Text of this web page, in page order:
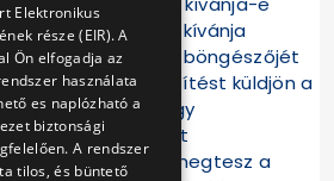
Amennyiben nem kívánja
akkor böngészőjét
hogy az értesítést küldjön a
kérelméről, vagy
azok használatát
tőle elvárhatót megtesz a
Elektronikus
része (EIR). A
Ön elfogadja az
használata
es naplózható a
biztonsági
A rendszer
tilos, és büntető